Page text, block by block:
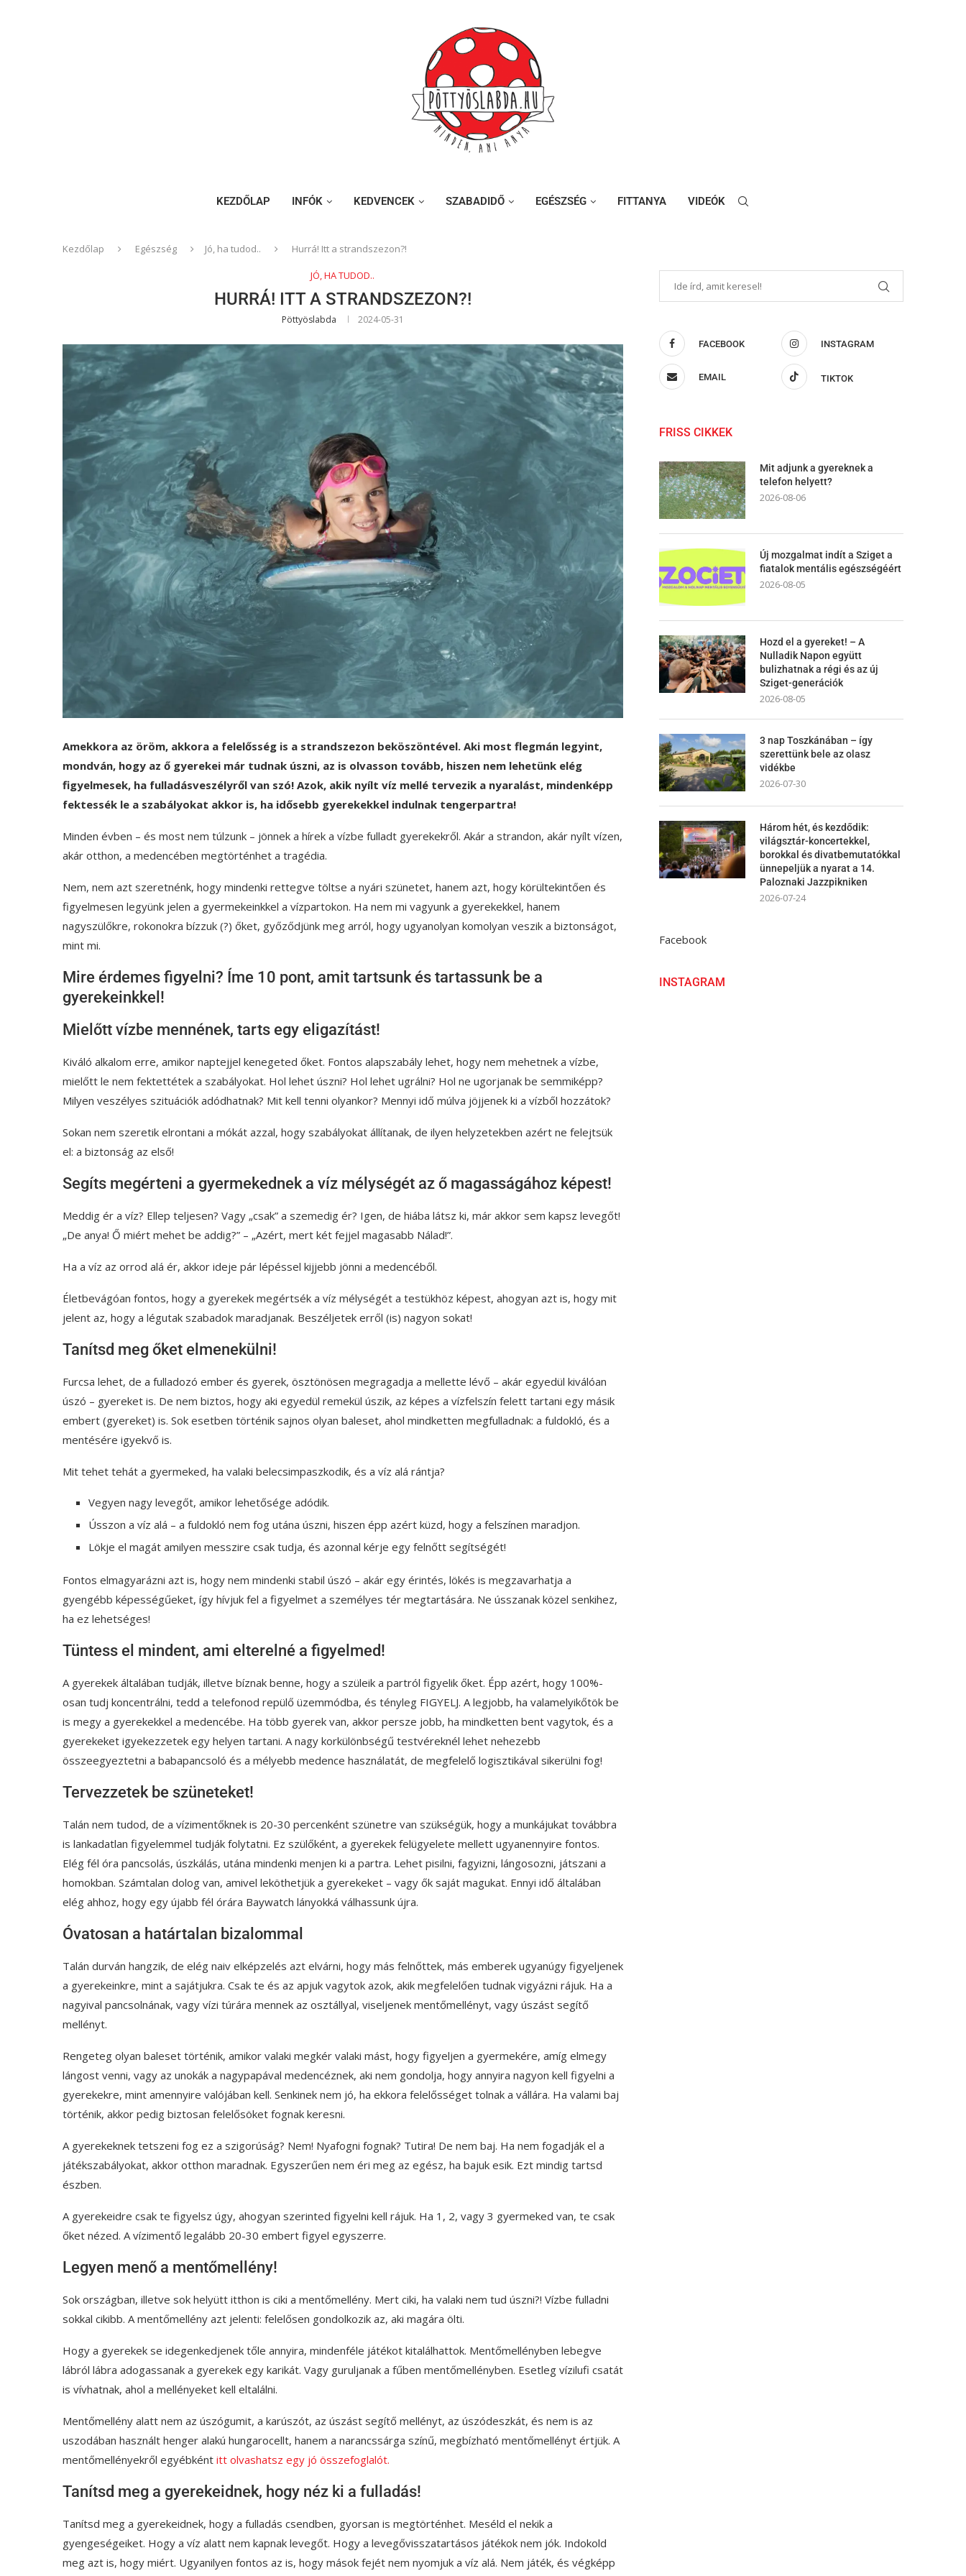
KEZDŐLAP INFÓK KEDVENCEK SZABADIDŐ EGÉSZSÉG FITTANYA VIDEÓK
Kezdőlap Egészség Jó, ha tudod.. Hurrá! Itt a strandszezon?!
JÓ, HA TUDOD..
HURRÁ! ITT A STRANDSZEZON?!
Pöttyöslabda 2024-05-31
Amekkora az öröm, akkora a felelősség is a strandszezon beköszöntével. Aki most flegmán legyint,
mondván, hogy az ő gyerekei már tudnak úszni, az is olvasson tovább, hiszen nem lehetünk elég
figyelmesek, ha fulladásveszélyről van szó! Azok, akik nyílt víz mellé tervezik a nyaralást, mindenképp
fektessék le a szabályokat akkor is, ha idősebb gyerekekkel indulnak tengerpartra!
Minden évben – és most nem túlzunk – jönnek a hírek a vízbe fulladt gyerekekről. Akár a strandon, akár nyílt vízen,
akár otthon, a medencében megtörténhet a tragédia.
Nem, nem azt szeretnénk, hogy mindenki rettegve töltse a nyári szünetet, hanem azt, hogy körültekintően és
figyelmesen legyünk jelen a gyermekeinkkel a vízpartokon. Ha nem mi vagyunk a gyerekekkel, hanem
nagyszülőkre, rokonokra bízzuk (?) őket, győződjünk meg arról, hogy ugyanolyan komolyan veszik a biztonságot,
mint mi.
Mire érdemes figyelni? Íme 10 pont, amit tartsunk és tartassunk be a
gyerekeinkkel!
Mielőtt vízbe mennének, tarts egy eligazítást!
Kiváló alkalom erre, amikor naptejjel kenegeted őket. Fontos alapszabály lehet, hogy nem mehetnek a vízbe,
mielőtt le nem fektettétek a szabályokat. Hol lehet úszni? Hol lehet ugrálni? Hol ne ugorjanak be semmiképp?
Milyen veszélyes szituációk adódhatnak? Mit kell tenni olyankor? Mennyi idő múlva jöjjenek ki a vízből hozzátok?
Sokan nem szeretik elrontani a mókát azzal, hogy szabályokat állítanak, de ilyen helyzetekben azért ne felejtsük
el: a biztonság az első!
Segíts megérteni a gyermekednek a víz mélységét az ő magasságához képest!
Meddig ér a víz? Ellep teljesen? Vagy „csak” a szemedig ér? Igen, de hiába látsz ki, már akkor sem kapsz levegőt!
„De anya! Ő miért mehet be addig?” – „Azért, mert két fejjel magasabb Nálad!”.
Ha a víz az orrod alá ér, akkor ideje pár lépéssel kijjebb jönni a medencéből.
Életbevágóan fontos, hogy a gyerekek megértsék a víz mélységét a testükhöz képest, ahogyan azt is, hogy mit
jelent az, hogy a légutak szabadok maradjanak. Beszéljetek erről (is) nagyon sokat!
Tanítsd meg őket elmenekülni!
Furcsa lehet, de a fulladozó ember és gyerek, ösztönösen megragadja a mellette lévő – akár egyedül kiválóan
úszó – gyereket is. De nem biztos, hogy aki egyedül remekül úszik, az képes a vízfelszín felett tartani egy másik
embert (gyereket) is. Sok esetben történik sajnos olyan baleset, ahol mindketten megfulladnak: a fuldokló, és a
mentésére igyekvő is.
Mit tehet tehát a gyermeked, ha valaki belecsimpaszkodik, és a víz alá rántja?
Vegyen nagy levegőt, amikor lehetősége adódik.
Ússzon a víz alá – a fuldokló nem fog utána úszni, hiszen épp azért küzd, hogy a felszínen maradjon.
Lökje el magát amilyen messzire csak tudja, és azonnal kérje egy felnőtt segítségét!
Fontos elmagyarázni azt is, hogy nem mindenki stabil úszó – akár egy érintés, lökés is megzavarhatja a
gyengébb képességűeket, így hívjuk fel a figyelmet a személyes tér megtartására. Ne ússzanak közel senkihez,
ha ez lehetséges!
Tüntess el mindent, ami elterelné a figyelmed!
A gyerekek általában tudják, illetve bíznak benne, hogy a szüleik a partról figyelik őket. Épp azért, hogy 100%-
osan tudj koncentrálni, tedd a telefonod repülő üzemmódba, és tényleg FIGYELJ. A legjobb, ha valamelyikőtök be
is megy a gyerekekkel a medencébe. Ha több gyerek van, akkor persze jobb, ha mindketten bent vagytok, és a
gyerekeket igyekezzetek egy helyen tartani. A nagy korkülönbségű testvéreknél lehet nehezebb
összeegyeztetni a babapancsoló és a mélyebb medence használatát, de megfelelő logisztikával sikerülni fog!
Tervezzetek be szüneteket!
Talán nem tudod, de a vízimentőknek is 20-30 percenként szünetre van szükségük, hogy a munkájukat továbbra
is lankadatlan figyelemmel tudják folytatni. Ez szülőként, a gyerekek felügyelete mellett ugyanennyire fontos.
Elég fél óra pancsolás, úszkálás, utána mindenki menjen ki a partra. Lehet pisilni, fagyizni, lángosozni, játszani a
homokban. Számtalan dolog van, amivel leköthetjük a gyerekeket – vagy ők saját magukat. Ennyi idő általában
elég ahhoz, hogy egy újabb fél órára Baywatch lányokká válhassunk újra.
Óvatosan a határtalan bizalommal
Talán durván hangzik, de elég naiv elképzelés azt elvárni, hogy más felnőttek, más emberek ugyanúgy figyeljenek
a gyerekeinkre, mint a sajátjukra. Csak te és az apjuk vagytok azok, akik megfelelően tudnak vigyázni rájuk. Ha a
nagyival pancsolnának, vagy vízi túrára mennek az osztállyal, viseljenek mentőmellényt, vagy úszást segítő
mellényt.
Rengeteg olyan baleset történik, amikor valaki megkér valaki mást, hogy figyeljen a gyermekére, amíg elmegy
lángost venni, vagy az unokák a nagypapával medencéznek, aki nem gondolja, hogy annyira nagyon kell figyelni a
gyerekekre, mint amennyire valójában kell. Senkinek nem jó, ha ekkora felelősséget tolnak a vállára. Ha valami baj
történik, akkor pedig biztosan felelősöket fognak keresni.
A gyerekeknek tetszeni fog ez a szigorúság? Nem! Nyafogni fognak? Tutira! De nem baj. Ha nem fogadják el a
játékszabályokat, akkor otthon maradnak. Egyszerűen nem éri meg az egész, ha bajuk esik. Ezt mindig tartsd
észben.
A gyerekeidre csak te figyelsz úgy, ahogyan szerinted figyelni kell rájuk. Ha 1, 2, vagy 3 gyermeked van, te csak
őket nézed. A vízimentő legalább 20-30 embert figyel egyszerre.
Legyen menő a mentőmellény!
Sok országban, illetve sok helyütt itthon is ciki a mentőmellény. Mert ciki, ha valaki nem tud úszni?! Vízbe fulladni
sokkal cikibb. A mentőmellény azt jelenti: felelősen gondolkozik az, aki magára ölti.
Hogy a gyerekek se idegenkedjenek tőle annyira, mindenféle játékot kitalálhattok. Mentőmellényben lebegve
lábról lábra adogassanak a gyerekek egy karikát. Vagy guruljanak a fűben mentőmellényben. Esetleg vízilufi csatát
is vívhatnak, ahol a mellényeket kell eltalálni.
Mentőmellény alatt nem az úszógumit, a karúszót, az úszást segítő mellényt, az úszódeszkát, és nem is az
uszodában használt henger alakú hungarocellt, hanem a narancssárga színű, megbízható mentőmellényt értjük. A
mentőmellényekről egyébként itt olvashatsz egy jó összefoglalót.
Tanítsd meg a gyerekeidnek, hogy néz ki a fulladás!
Tanítsd meg a gyerekeidnek, hogy a fulladás csendben, gyorsan is megtörténhet. Meséld el nekik a
gyengeségeiket. Hogy a víz alatt nem kapnak levegőt. Hogy a levegővisszatartásos játékok nem jók. Indokold
meg azt is, hogy miért. Ugyanilyen fontos az is, hogy mások fejét nem nyomjuk a víz alá. Nem játék, és végképp
FACEBOOK INSTAGRAM
EMAIL TIKTOK
FRISS CIKKEK
Mit adjunk a gyereknek a
telefon helyett?
2026-08-06
Új mozgalmat indít a Sziget a
fiatalok mentális egészségéért
2026-08-05
Hozd el a gyereket! – A
Nulladik Napon együtt
bulizhatnak a régi és az új
Sziget-generációk
2026-08-05
3 nap Toszkánában – így
szerettünk bele az olasz
vidékbe
2026-07-30
Három hét, és kezdődik:
világsztár-koncertekkel,
borokkal és divatbemutatókkal
ünnepeljük a nyarat a 14.
Paloznaki Jazzpikniken
2026-07-24
Facebook
INSTAGRAM